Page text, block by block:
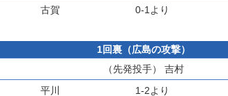
古賀 0-1より
1回裏（広島の攻撃）
（先発投手） 吉村
平川 1-2より